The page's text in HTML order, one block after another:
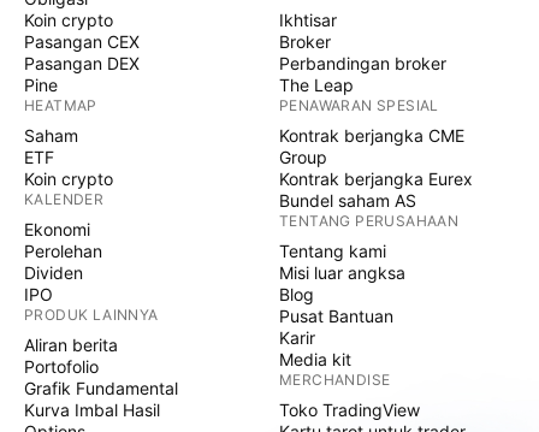
Koin crypto
Pasangan CEX
Pasangan DEX
Pine
HEATMAP
Saham
ETF
Koin crypto
KALENDER
Ekonomi
Perolehan
Dividen
IPO
PRODUK LAINNYA
Aliran berita
Portofolio
Grafik Fundamental
Kurva Imbal Hasil
Ikhtisar
Broker
Perbandingan broker
The Leap
PENAWARAN SPESIAL
Kontrak berjangka CME
Group
Kontrak berjangka Eurex
Bundel saham AS
TENTANG PERUSAHAAN
Tentang kami
Misi luar angksa
Blog
Pusat Bantuan
Karir
Media kit
MERCHANDISE
Toko TradingView